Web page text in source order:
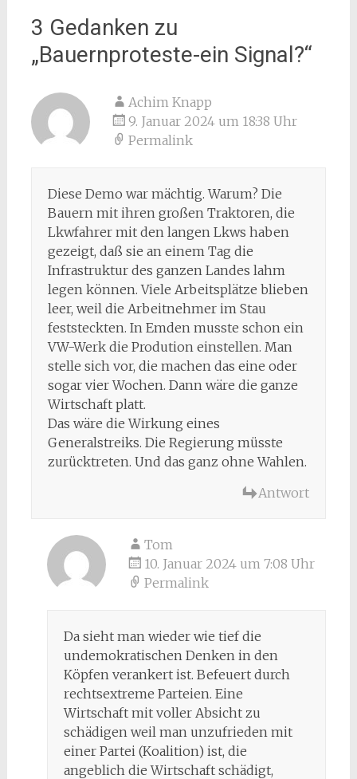
3 Gedanken zu
„Bauernproteste-ein Signal?“
Achim Knapp
9. Januar 2024 um 18:38 Uhr
Permalink
Diese Demo war mächtig. Warum? Die
Bauern mit ihren großen Traktoren, die
Lkwfahrer mit den langen Lkws haben
gezeigt, daß sie an einem Tag die
Infrastruktur des ganzen Landes lahm
legen können. Viele Arbeitsplätze blieben
leer, weil die Arbeitnehmer im Stau
feststeckten. In Emden musste schon ein
VW-Werk die Prodution einstellen. Man
stelle sich vor, die machen das eine oder
sogar vier Wochen. Dann wäre die ganze
Wirtschaft platt.
Das wäre die Wirkung eines
Generalstreiks. Die Regierung müsste
zurücktreten. Und das ganz ohne Wahlen.
Antwort
Tom
10. Januar 2024 um 7:08 Uhr
Permalink
Da sieht man wieder wie tief die
undemokratischen Denken in den
Köpfen verankert ist. Befeuert durch
rechtsextreme Parteien. Eine
Wirtschaft mit voller Absicht zu
schädigen weil man unzufrieden mit
einer Partei (Koalition) ist, die
angeblich die Wirtschaft schädigt,